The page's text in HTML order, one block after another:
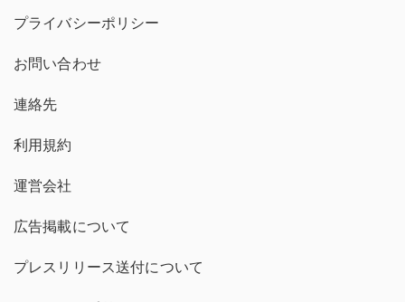
プライバシーポリシー
お問い合わせ
連絡先
利用規約
運営会社
広告掲載について
プレスリリース送付について